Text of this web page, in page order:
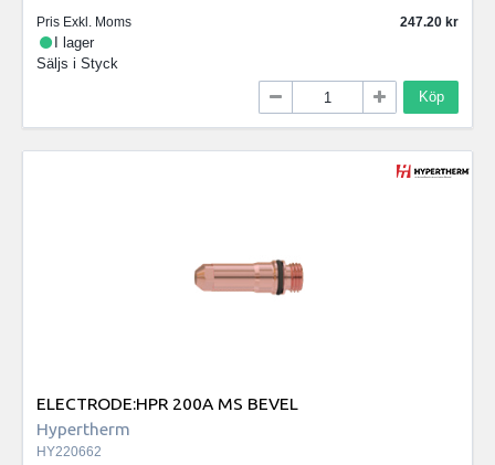
Pris Exkl. Moms
247.20
I lager
Säljs i Styck
Köp
ELECTRODE:HPR 200A MS BEVEL
Hypertherm
HY220662